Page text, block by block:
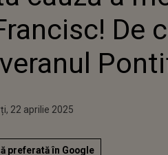
De
22 aprilie 2025
preferată în Google